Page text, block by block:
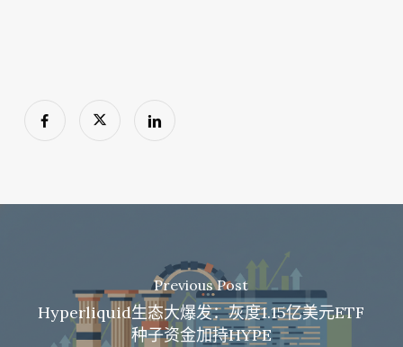
Previous Post
Hyperliquid生态大爆发：灰度1.15亿美元ETF
种子资金加持HYPE